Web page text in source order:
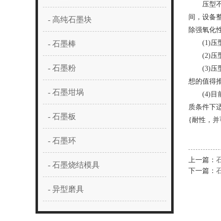
- 高纯石墨块
- 石墨棒
- 石墨粉
- 石墨坩埚
- 石墨板
- 石墨环
- 石墨烧结模具
- 异型磨具
压型不
间，设备
除强氧化
(1)压型
(2)压型
(3)压型
想的值得
(4)目前
质条件下
{耐性，并
上一篇：
下一篇：